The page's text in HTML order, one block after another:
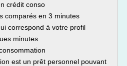
crédit conso
comparés en 3 minutes
correspond à votre profil
minutes
est un prêt personnel pouvant